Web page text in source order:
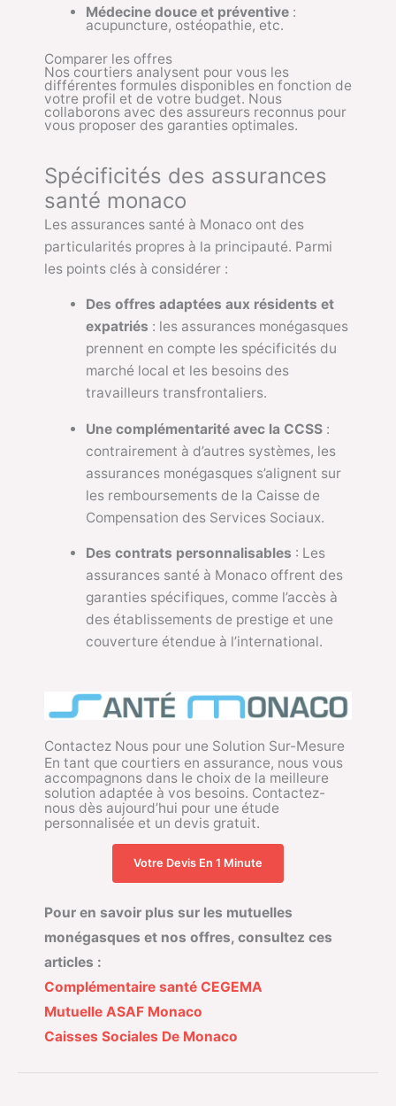
Médecine douce et préventive:
acupuncture, ostéopathie, etc.
Comparer les offres
Nos courtiers analysent pour vous les
différentes formules disponibles en fonction de
votre profil et de votre budget. Nous
collaborons avec des assureurs reconnus pour
vous proposer des garanties optimales.
Spécificités des assurances
santé monaco
Les assurances santé à Monaco ont des
particularités propres à la principauté. Parmi
les points clés à considérer :
Des offres adaptées aux résidents et
expatriés : les assurances monégasques
prennent en compte les spécificités du
marché local et les besoins des
travailleurs transfrontaliers.
Une complémentarité avec la CCSS:
contrairement à d’autres systèmes, les
assurances monégasques s’alignent sur
les remboursements de la Caisse de
Compensation des Services Sociaux.
Des contrats personnalisables : Les
assurances santé à Monaco offrent des
garanties spécifiques, comme l’accès à
des établissements de prestige et une
couverture étendue à l’international.
Contactez Nous pour une Solution Sur-Mesure
En tant que courtiers en assurance, nous vous
accompagnons dans le choix de la meilleure
solution adaptée à vos besoins. Contactez-
nous dès aujourd’hui pour une étude
personnalisée et un devis gratuit.
Votre Devis En 1 Minute
Pour en savoir plus sur les mutuelles
monégasques et nos offres, consultez ces
articles :
Complémentaire santé CEGEMA
Mutuelle ASAF Monaco
Caisses Sociales De Monaco